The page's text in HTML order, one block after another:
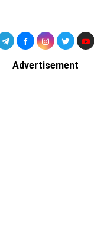
Advertisement